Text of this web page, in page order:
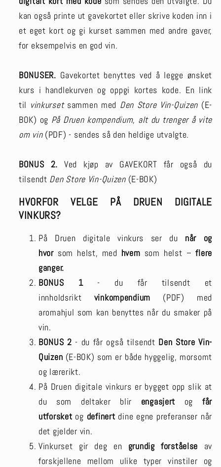
kan også printe ut gavekortet eller skrive koden inn i
et eget kort og gi kurset sammen med andre gaver,
for eksempelvis en god vin.
BONUSER. Gavekortet benyttes ved å legge ønsket
kurs i handlekurven og oppgi kortes kode. En link
til vinkursetsammen med Den Store Vin-Quizen (E-
BOK) og På Druen kompendium, alt du trenger å vite
om vin(PDF) - sendes så den heldige utvalgte.
BONUS 2. Ved kjøp av GAVEKORT får også du
tilsendt Den Store Vin-Quizen (E-BOK)
HVORFOR VELGE PÅ DRUEN DIGITALE
VINKURS?
På Druen digitale vinkurs ser du når og
hvorsom helst, med hvem som helst –flere
ganger.
BONUS 1- du får tilsendt et
innholdsrikt vinkompendium (PDF) med
aromahjul som kan benyttes når du smaker på
vin.
BONUS 2 - du får også tilsendt Den Store Vin-
Quizen (E-BOK) som er både hyggelig, morsomt
og lærerikt.
På Druen digitale vinkurs er bygget opp slik at
du som deltaker blir engasjert og får
utforsket og definert dine egne preferanser når
det gjelder vin.
Vinkurset gir deg en grundig forståelse av
forskjellene mellom ulike typer vinstiler og